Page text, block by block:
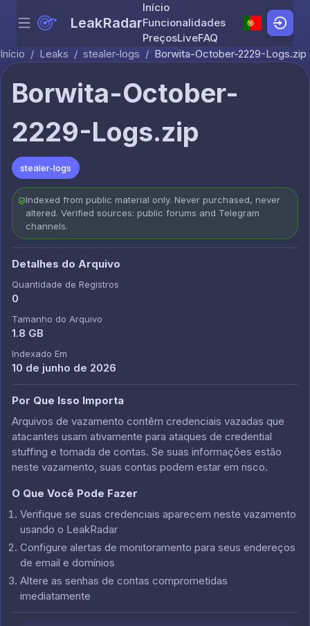
Skip to content
Menu LeakRadar
Início
Funcionalidades
PreçosLiveFAQ
Início / Leaks / stealer-logs / Borwita-October-2229-Logs.zip
Borwita-October-
2229-Logs.zip
stealer-logs
Indexed from public material only. Never purchased, never
altered. Verified sources: public forums and Telegram
channels.
Detalhes do Arquivo
Quantidade de Registros
0
Tamanho do Arquivo
1.8 GB
Indexado Em
10 de junho de 2026
Por Que Isso Importa
Arquivos de vazamento contêm credenciais vazadas que
atacantes usam ativamente para ataques de credential
stuffing e tomada de contas. Se suas informações estão
neste vazamento, suas contas podem estar em risco.
O Que Você Pode Fazer
Verifique se suas credenciais aparecem neste vazamento
usando o LeakRadar
Configure alertas de monitoramento para seus endereços
de email e domínios
Altere as senhas de contas comprometidas
imediatamente